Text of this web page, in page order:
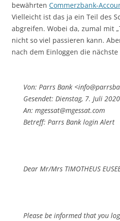
bewährten Commerzbank-
Vielleicht ist das ja ein Teil des
abgreifen. Wobei da, zumal mit
nicht so viel passieren kann.
nach dem Einloggen die
Von: Parrs Bank
Gesendet: Dienstag, 7. Juli
An: mgessat@mgessat.com
Betreff: Parrs Bank login Alert
Dear Mr/Mrs TIMOTHEUS
Please be informed that you